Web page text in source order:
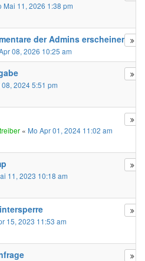
Mai 11, 2026 1:38 pm
der Admins erscheinen?
08, 2026 10:25 am
2024 5:51 pm
« Mo Apr 01, 2024 11:02 am
11, 2023 10:18 am
15, 2023 11:53 am